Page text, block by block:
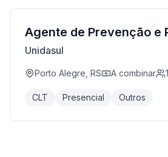
Agente de Prevenção e
Unidasul
Porto Alegre, RS A combinar 1
CLT Presencial Outros